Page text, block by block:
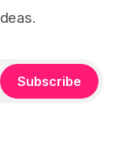
らは毎月一度三時
Subscribe